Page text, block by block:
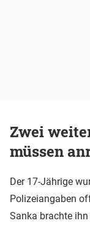
Zwei
müssen
Der 17-Jährige
Polizeiangaben
Sanka brachte